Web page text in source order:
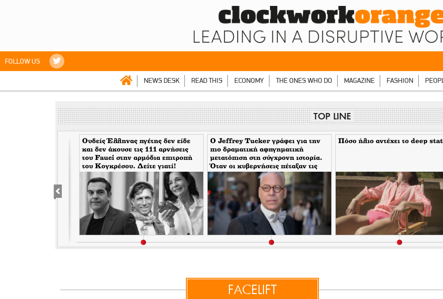
FOLLOW US
NEWS DESK READ THIS ECONOMY THE ONES WHO DO MAGAZINE FASHION
TOP LINE
Ουδείς Έλληνας ηγέτης δεν είδε
και δεν άκουσε τις 111 αρνήσεις
του Fauci στην αρμόδια επιτροπή
του Κογκρέσου. Δείτε γιατί!
Ο Jeffrey Tucker γράφει για την
πιο δραματική αφηγηματική
μετατόπιση στη σύγχρονη ιστορία.
Όταν οι κυβερνήσεις πέταξαν τις
μάσκες τους
Πόσο ήλιο αντέχει το deep
FACELIFT